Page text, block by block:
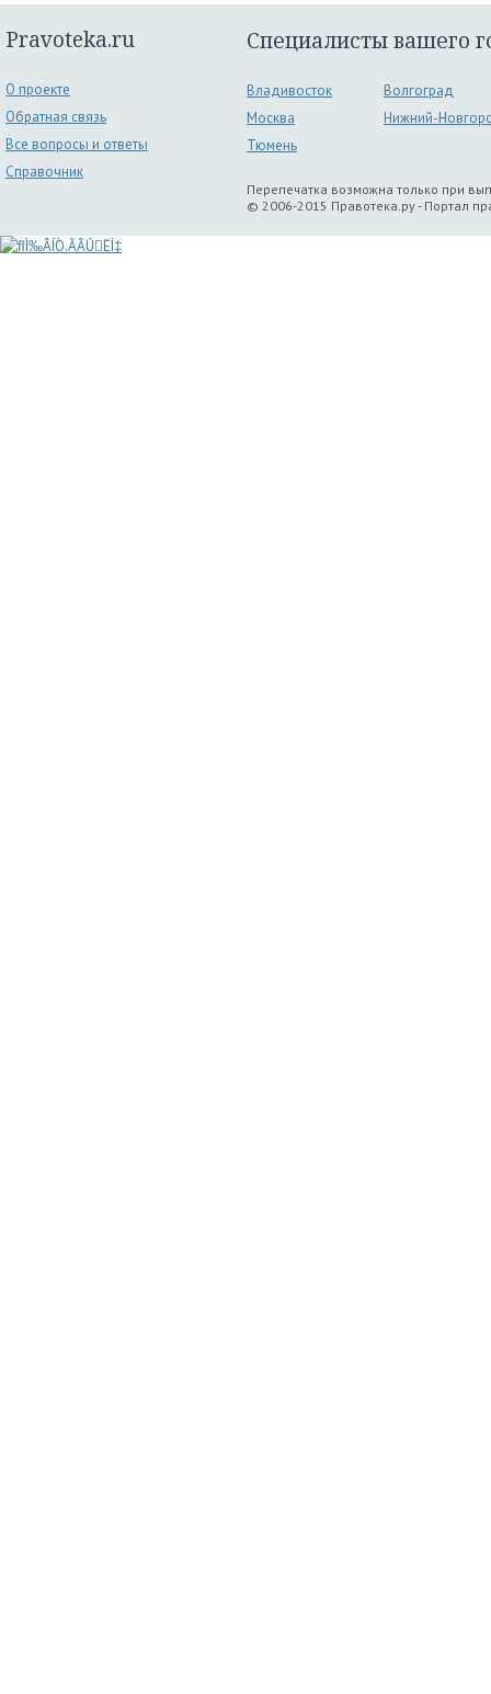
Pravoteka.ru
О проекте
Обратная связь
Все вопросы и ответы
Справочник
Специалисты вашего
Владивосток
Волгоград
Москва
Нижний-
Тюмень
Перепечатка возможна только при
© 2006-2015 Правотека.ру - Портал